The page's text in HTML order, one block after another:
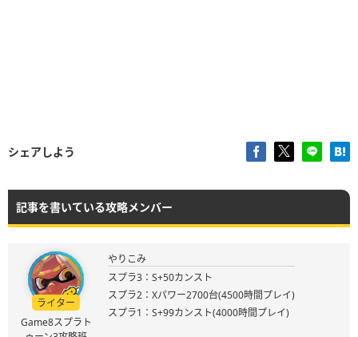
シェアしよう
記事を書いている攻略メンバー
ライター
Game8スプラト
やりこみ
スプラ3：S+50カンスト
スプラ2：Xパワー2700台(4500時間プレイ)
スプラ1：S+99カンスト(4000時間プレイ)